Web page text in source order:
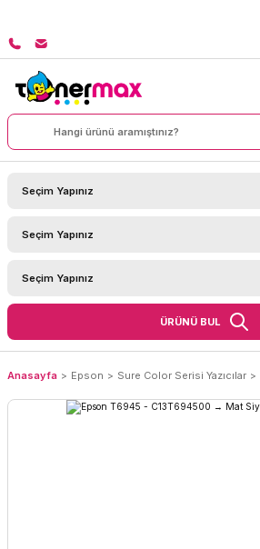
ÜRÜNÜ BUL
Anasayfa Epson Sure Color Serisi Yazıcılar